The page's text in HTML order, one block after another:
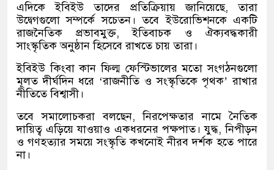
এদিকে ইবিইউ তাদের প্রতিক্রিয়ায় জানিয়েছে, তারা
উদ্বেগগুলো সম্পর্কে সচেতন। তবে ইউরোভিশনকে একটি
রাজনৈতিক প্রভাবমুক্ত, ইতিবাচক ও ঐক্যবদ্ধকারী
সাংস্কৃতিক অনুষ্ঠান হিসেবে রাখতে চায় তারা।
ইবিইউ কিংবা কান ফিল্ম ফেস্টিভালের মতো সংগঠনগুলো
মূলত দীর্ঘদিন ধরে ‘রাজনীতি ও সংস্কৃতিকে পৃথক’ রাখার
নীতিতে বিশ্বাসী।
তবে সমালোচকরা বলছেন, নিরপেক্ষতার নামে নৈতিক
দায়িত্ব এড়িয়ে যাওয়াও একধরনের পক্ষপাত। যুদ্ধ, নিপীড়ন
ও গণহত্যার সময়ে সংস্কৃতি কখনোই নীরব দর্শক হতে পারে
না।